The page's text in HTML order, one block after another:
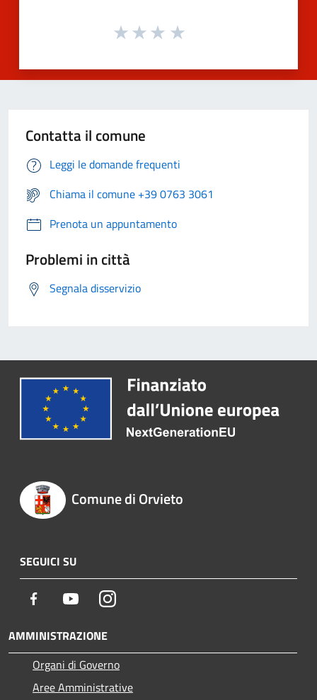
Contatta il comune
Leggi le domande frequenti
Chiama il comune +39 0763 3061
Prenota un appuntamento
Problemi in città
Segnala disservizio
Comune di Orvieto
SEGUICI SU
Facebook YoutubeInstagram
AMMINISTRAZIONE
Organi di Governo
Aree Amministrative